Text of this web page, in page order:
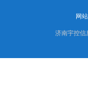
网
济南宇控信